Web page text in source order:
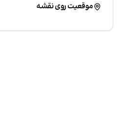
موقعیت روی نقشه
+
©